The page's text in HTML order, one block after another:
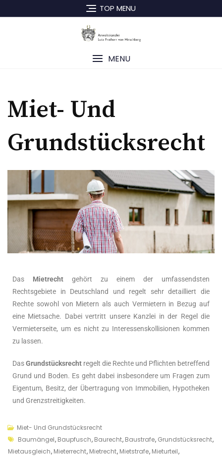
TOP MENU
MENU
Miet- Und
Grundstücksrecht
Das Mietrecht gehört zu einem der umfassendsten
Rechtsgebiete in Deutschland und regelt sehr detailliert die
Rechte sowohl von Mietern als auch Vermietern in Bezug auf
eine Mietsache. Dabei vertritt unsere Kanzlei in der Regel die
Vermieterseite, um es nicht zu Interessenskollisionen kommen
zu lassen.
DasGrundstücksrecht regelt die Rechte und Pflichten betreffend
Grund und Boden. Es geht dabei insbesondere um Fragen zum
Eigentum, Besitz, der Übertragung von Immobilien, Hypotheken
und Grenzstreitigkeiten.
Miet- Und Grundstücksrecht
Baumängel, Baupfusch, Baurecht, Baustrafe, Grundstücksrecht,
Mietausgleich, Mieterrecht, Mietrecht, Mietstrafe, Mieturteil,